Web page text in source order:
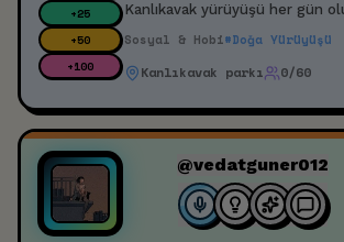
+25
+50
+100
Kanlıkavak yürüyüşü her gün
Sosyal & Hobi#Doğa Yürüyüşü
Kanlıkavak parkı 0/60
@vedatguner012